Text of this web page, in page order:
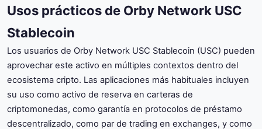
Usos prácticos de Orby Network USC
Stablecoin
Los usuarios de Orby Network USC Stablecoin (USC) pueden
aprovechar este activo en múltiples contextos dentro del
ecosistema cripto. Las aplicaciones más habituales incluyen
su uso como activo de reserva en carteras de
criptomonedas, como garantía en protocolos de préstamo
descentralizado, como par de trading en exchanges, y como